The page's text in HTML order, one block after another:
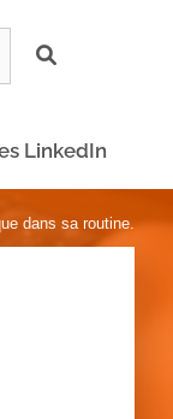
LinkedIn
dans sa routine.